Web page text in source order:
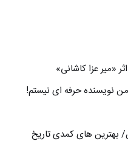
نویسنده حرفه ای نیستم!
لوییس/ بهترین های کمدی تاریخ